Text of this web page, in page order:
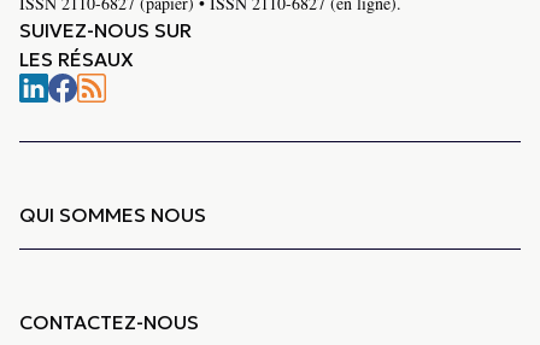
SUIVEZ-NOUS SUR
LES RÉSAUX
QUI SOMMES NOUS
CONTACTEZ-NOUS